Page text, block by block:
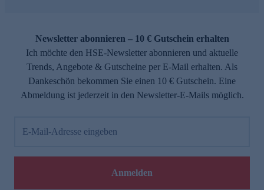
Newsletter abonnieren – 10 € Gutschein erhalten
Ich möchte den HSE-Newsletter abonnieren und aktuelle
Trends, Angebote & Gutscheine per E-Mail erhalten. Als
Dankeschön bekommen Sie einen 10 € Gutschein. Eine
Abmeldung ist jederzeit in den Newsletter-E-Mails möglich.
E-Mail-Adresse eingeben
Anmelden